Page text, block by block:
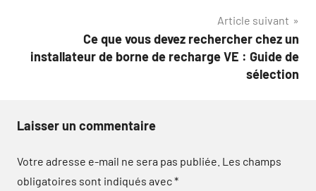
Article suivant
Ce que vous devez rechercher chez un
installateur de borne de recharge VE : Guide de
sélection
Laisser un commentaire
Votre adresse e-mail ne sera pas publiée. Les champs
obligatoires sont indiqués avec*